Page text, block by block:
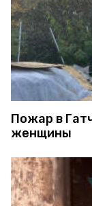
Пожар в
женщины